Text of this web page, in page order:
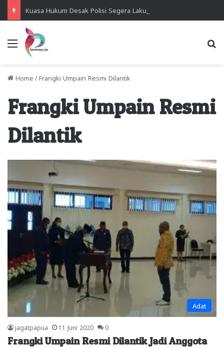
Menu
Home / Frangki Umpain Resmi Dilantik
Frangki Umpain Resmi
Dilantik
Adat
jagatpapua 11 Juni 2020 0
Frangki Umpain Resmi Dilantik Jadi Anggota